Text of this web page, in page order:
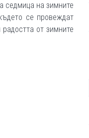
седмица на зимните
се провеждат
от зимните